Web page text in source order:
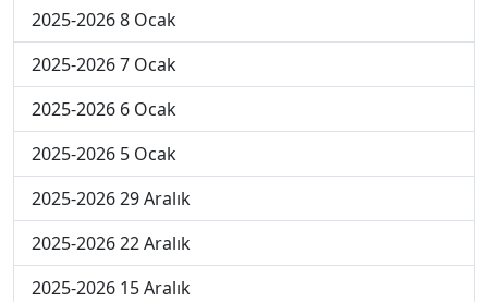
2025-2026 8 Ocak
2025-2026 7 Ocak
2025-2026 6 Ocak
2025-2026 5 Ocak
2025-2026 29 Aralık
2025-2026 22 Aralık
2025-2026 15 Aralık